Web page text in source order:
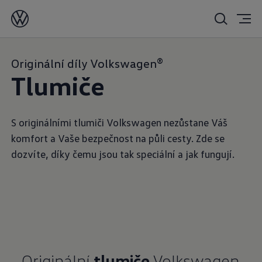
Originální díly Volkswagen®
Tlumiče
S originálními tlumiči Volkswagen nezůstane Váš
komfort a Vaše bezpečnost na půli cesty. Zde se
dozvíte, díky čemu jsou tak speciální a jak fungují.